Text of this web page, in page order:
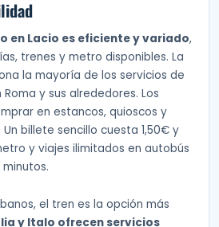
en Lacio es eficiente y variado,
trenes y metro disponibles. La
la mayoría de los servicios de
y sus alrededores. Los
en estancos, quioscos y
billete sencillo cuesta 1,50€ y
y viajes ilimitados en autobús
el tren es la opción más
y Italo ofrecen servicios